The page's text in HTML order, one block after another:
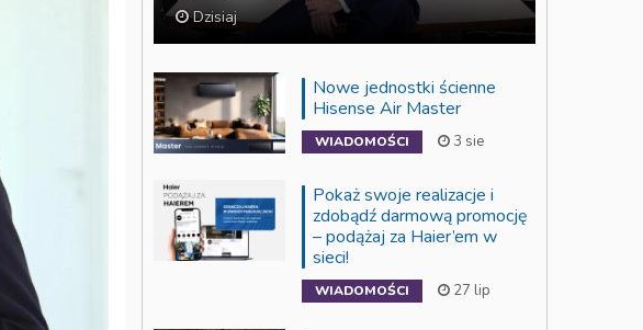
Dzisiaj
Nowe jednostki ścienne
Hisense Air Master
WIADOMOŚCI 3 sie
Pokaż swoje realizacje i
zdobądź darmową promocję
– podążaj za Haier’em w
sieci!
WIADOMOŚCI 27 lip